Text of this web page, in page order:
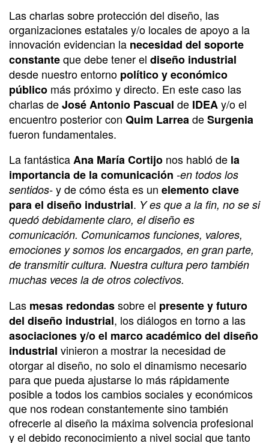
Las charlas sobre protección del diseño, las
organizaciones estatales y/o locales de apoyo a la
innovación evidencian la necesidad del soporte
constanteque debe tener el diseño industrial
desde nuestro entorno político y económico
público más próximo y directo. En este caso las
charlas deJosé Antonio Pascual de IDEAy/o el
encuentro posterior con Quim LarreadeSurgenia
fueron fundamentales.
La fantásticaAna María Cortijo nos habló de la
importancia de la comunicación -en todos los
sentidos- y de cómo ésta es un elemento clave
para el diseño industrial. Y es que a la fin, no se si
quedó debidamente claro, el diseño es
comunicación. Comunicamos funciones, valores,
emociones y somos los encargados, en gran parte,
de transmitir cultura. Nuestra cultura pero también
muchas veces la de otros colectivos.
Las mesas redondassobre el presente y futuro
del diseño industrial, los diálogos en torno a las
asociaciones y/o el marco académico del diseño
industrial vinieron a mostrar la necesidad de
otorgar al diseño, no solo el dinamismo necesario
para que pueda ajustarse lo más rápidamente
posible a todos los cambios sociales y económicos
que nos rodean constantemente sino también
ofrecerle al diseño la máxima solvencia profesional
y el debido reconocimiento a nivel social que tanto